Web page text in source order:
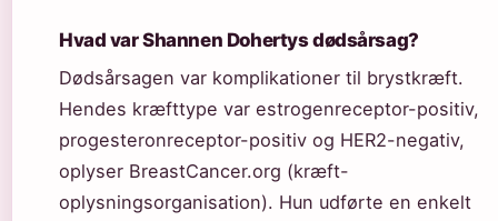
Hvad var Shannen Dohertys dødsårsag?
Dødsårsagen var komplikationer til brystkræft.
Hendes kræfttype var estrogenreceptor-positiv,
progesteronreceptor-positiv og HER2-negativ,
oplyser BreastCancer.org (kræft-
oplysningsorganisation). Hun udførte en enkelt